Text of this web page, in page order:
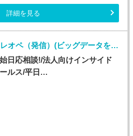
詳細を見る
コールセンター・テレオペ（発信）(ビッグデータを扱うIT企業での法人向けインサイドセールス)
日応相談!/法人向けインサイド
ルス/平日…